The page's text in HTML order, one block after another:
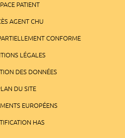
PATIENT
AGENT CHU
CONFORME
LÉGALES
DES DONNÉES
DU SITE
EUROPÉENS
HAS